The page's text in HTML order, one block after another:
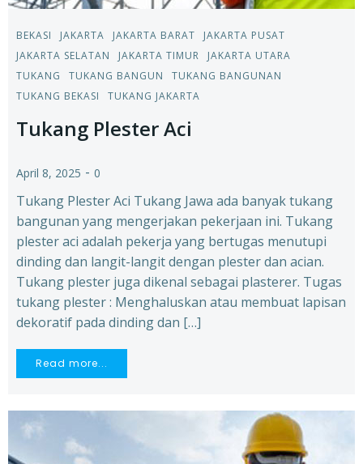
BEKASI JAKARTA JAKARTA BARAT
JAKARTA PUSAT
JAKARTA SELATAN
JAKARTA TIMUR
JAKARTA UTARA
TUKANG
TUKANG BANGUN
TUKANG BANGUNAN
TUKANG BEKASI
TUKANG JAKARTA
Tukang Plester Aci
April 8, 2025 - 0
Tukang Plester Aci Tukang Jawa ada banyak tukang
bangunan yang mengerjakan pekerjaan ini. Tukang
plester aci adalah pekerja yang bertugas menutupi
dinding dan langit-langit dengan plester dan acian.
Tukang plester juga dikenal sebagai plasterer. Tugas
tukang plester : Menghaluskan atau membuat lapisan
dekoratif pada dinding dan […]
Read more...